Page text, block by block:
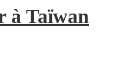
à Taïwan